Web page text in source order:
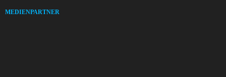
MEDIENPARTNER